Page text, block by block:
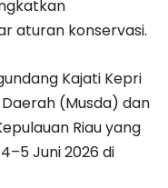
aturan konservasi.
Kajati Kepri
(Musda) dan
Riau yang
Juni 2026 di